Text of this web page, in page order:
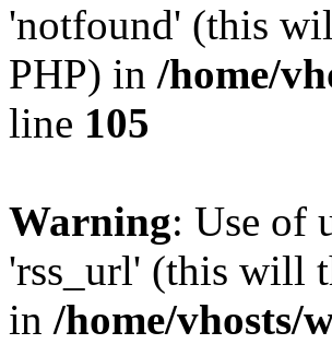
'notfound' (this
PHP) in /home/
line 105
Warning: Use of
'rss_url' (this will
in /home/vhosts/